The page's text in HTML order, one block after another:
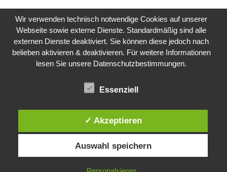
Wir verwenden technisch notwendige Cookies auf unserer
Webseite sowie externe Dienste. Standardmäßig sind alle
externen Dienste deaktiviert. Sie können diese jedoch nach
belieben aktivieren & deaktivieren. Für weitere Informationen
lesen Sie unsere Datenschutzbestimmungen.
Essenziell
✓ Akzeptieren
Auswahl speichern